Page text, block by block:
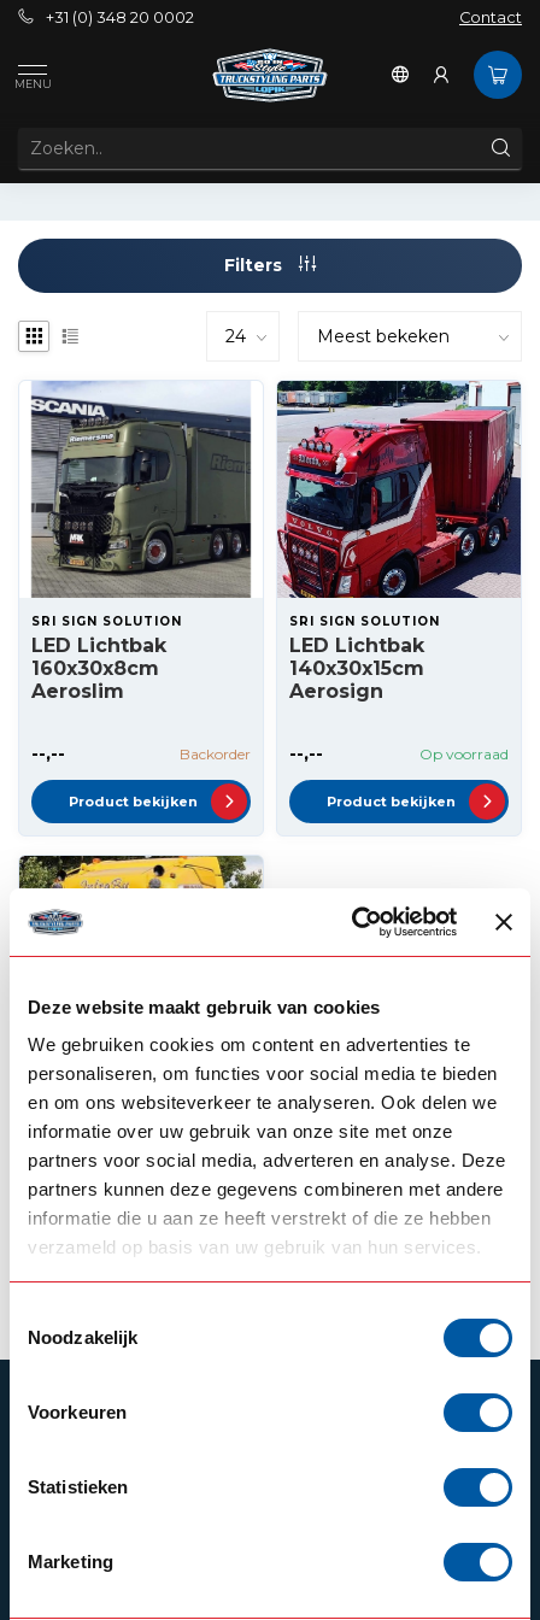
Deze website maakt gebruik van cookies
We gebruiken cookies om content en advertenties te
personaliseren, om functies voor social media te bieden
en om ons websiteverkeer te analyseren. Ook delen we
informatie over uw gebruik van onze site met onze
partners voor social media, adverteren en analyse. Deze
partners kunnen deze gegevens combineren met andere
informatie die u aan ze heeft verstrekt of die ze hebben
verzameld op basis van uw gebruik van hun services.
Noodzakelijk
Voorkeuren
Statistieken
Marketing
+31 (0) 348 20 0002 Contact
MENU
Filters
SRI SIGN SOLUTION
LED Lichtbak
160x30x8cm
Aeroslim
--,-- Backorder
Product bekijken
SRI SIGN SOLUTION
LED Lichtbak
140x30x15cm
Aerosign
--,-- Op voorraad
Product bekijken
SRI SIGN SOLUTION
LED Lichtbak
140x30x8cm
Aeroslim
--,-- Op voorraad
ABONNEER JE OP ONZE NIEUWSBRIEF
Schrijf je in